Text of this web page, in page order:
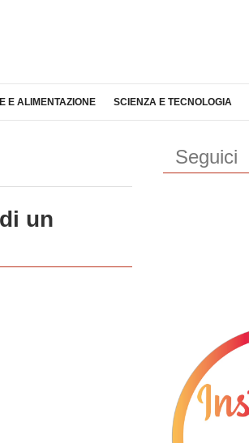
E ALIMENTAZIONE SCIENZA E TECNOLOGIA
un
Seguici